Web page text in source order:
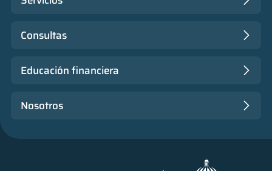
Consultas
Educación financiera
Nosotros